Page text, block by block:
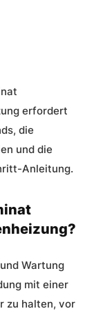
erfordert
die
und die
Anleitung.
Wartung
mit einer
zu halten, vor